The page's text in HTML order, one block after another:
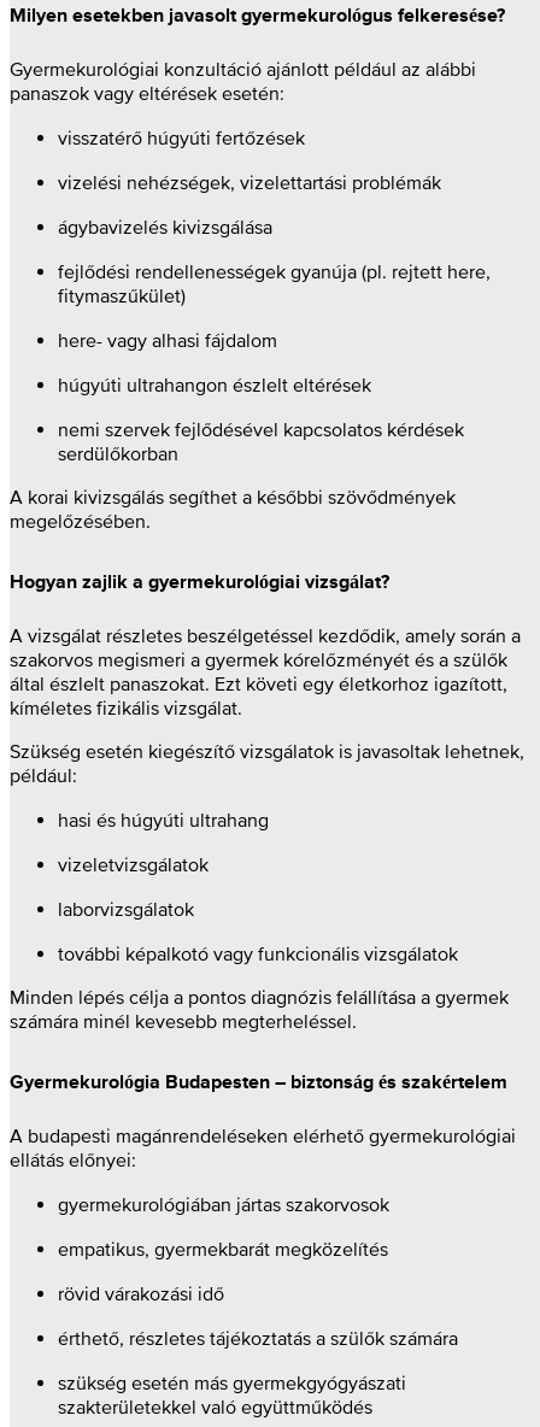
Milyen esetekben javasolt gyermekurológus felkeresése?
Gyermekurológiai konzultáció ajánlott például az alábbi
panaszok vagy eltérések esetén:
visszatérő húgyúti fertőzések
vizelési nehézségek, vizelettartási problémák
ágybavizelés kivizsgálása
fejlődési rendellenességek gyanúja (pl. rejtett here,
fitymaszűkület)
here- vagy alhasi fájdalom
húgyúti ultrahangon észlelt eltérések
nemi szervek fejlődésével kapcsolatos kérdések
serdülőkorban
A korai kivizsgálás segíthet a későbbi szövődmények
megelőzésében.
Hogyan zajlik a gyermekurológiai vizsgálat?
A vizsgálat részletes beszélgetéssel kezdődik, amely során a
szakorvos megismeri a gyermek kórelőzményét és a szülők
által észlelt panaszokat. Ezt követi egy életkorhoz igazított,
kíméletes fizikális vizsgálat.
Szükség esetén kiegészítő vizsgálatok is javasoltak lehetnek,
például:
hasi és húgyúti ultrahang
vizeletvizsgálatok
laborvizsgálatok
további képalkotó vagy funkcionális vizsgálatok
Minden lépés célja a pontos diagnózis felállítása a gyermek
számára minél kevesebb megterheléssel.
Gyermekurológia Budapesten – biztonság és szakértelem
A budapesti magánrendeléseken elérhető gyermekurológiai
ellátás előnyei:
gyermekurológiában jártas szakorvosok
empatikus, gyermekbarát megközelítés
rövid várakozási idő
érthető, részletes tájékoztatás a szülők számára
szükség esetén más gyermekgyógyászati
szakterületekkel való együttműködés